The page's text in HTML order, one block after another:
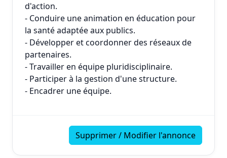
d'action.
- Conduire une animation en éducation pour
la santé adaptée aux publics.
- Développer et coordonner des réseaux de
partenaires.
- Travailler en équipe pluridisciplinaire.
- Participer à la gestion d'une structure.
- Encadrer une équipe.
Supprimer / Modifier l'annonce